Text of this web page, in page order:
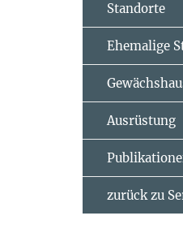
Standorte
Ehemalige
Ausrüstung
zurück zu